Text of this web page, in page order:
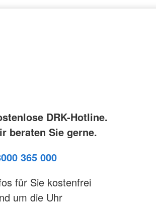
DRK-Hotline.
beraten Sie gerne.
365 000
für Sie kostenfrei
um die Uhr